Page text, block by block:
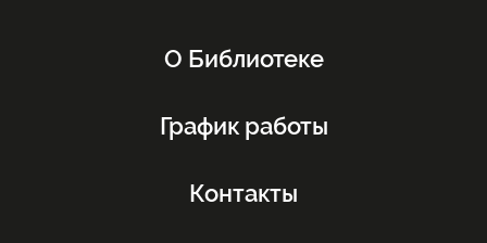
О Библиотеке
График работы
Контакты